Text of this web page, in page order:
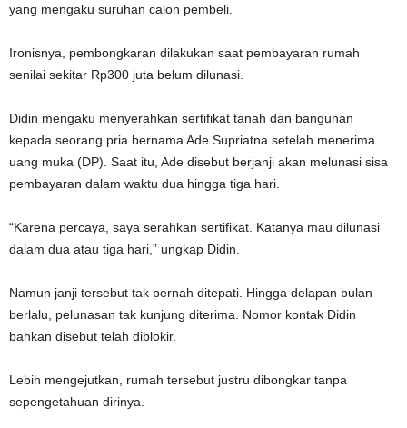
yang mengaku suruhan calon pembeli.
Ironisnya, pembongkaran dilakukan saat pembayaran rumah
senilai sekitar Rp300 juta belum dilunasi.
Didin mengaku menyerahkan sertifikat tanah dan bangunan
kepada seorang pria bernama Ade Supriatna setelah menerima
uang muka (DP). Saat itu, Ade disebut berjanji akan melunasi sisa
pembayaran dalam waktu dua hingga tiga hari.
“Karena percaya, saya serahkan sertifikat. Katanya mau dilunasi
dalam dua atau tiga hari,” ungkap Didin.
Namun janji tersebut tak pernah ditepati. Hingga delapan bulan
berlalu, pelunasan tak kunjung diterima. Nomor kontak Didin
bahkan disebut telah diblokir.
Lebih mengejutkan, rumah tersebut justru dibongkar tanpa
sepengetahuan dirinya.